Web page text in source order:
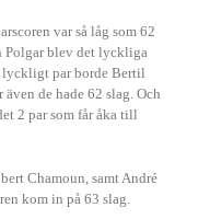
var så låg som 62
Polgar blev det lyckliga
lyckligt par borde Bertil
de hade 62 slag. Och
2 par som får åka till
Chamoun, samt André
kom in på 63 slag.